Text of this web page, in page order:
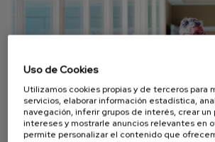
Uso de Cookies
Utilizamos cookies propias y de terceros para
servicios, elaborar información estadística,
navegación, inferir grupos de interés, crear un
intereses y mostrarle anuncios relevantes en
permite personalizar el contenido que